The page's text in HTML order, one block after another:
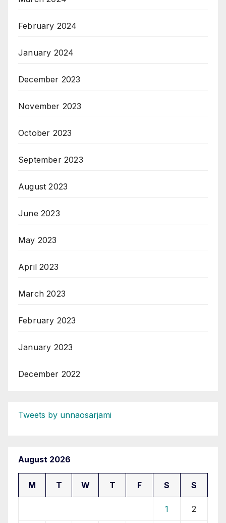
February 2024
January 2024
December 2023
November 2023
October 2023
September 2023
August 2023
June 2023
May 2023
April 2023
March 2023
February 2023
January 2023
December 2022
Tweets by unnaosarjami
August 2026
M T W T F S S
1 2